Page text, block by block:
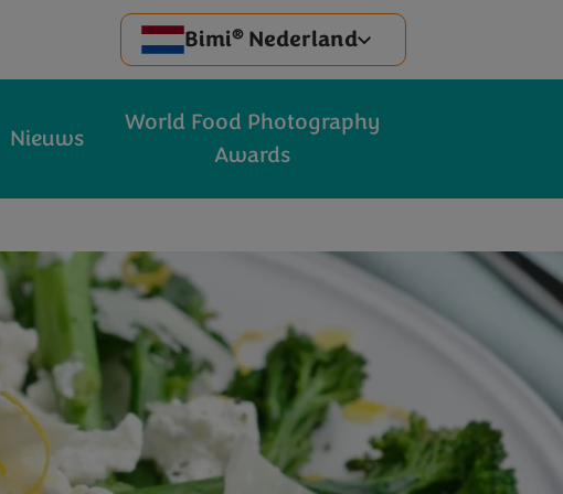
Bimi® Nederland
Nieuws
World Food Photography
Awards